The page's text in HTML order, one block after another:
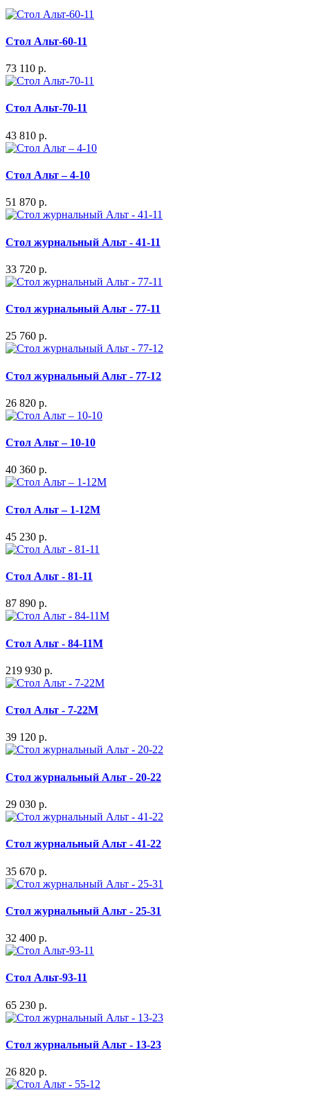
Стол Альт-60-11
73 110 р.
Стол Альт-70-11
43 810 р.
Стол Альт – 4-10
51 870 р.
Стол журнальный Альт - 41-11
33 720 р.
Стол журнальный Альт - 77-11
25 760 р.
Стол журнальный Альт - 77-12
26 820 р.
Стол Альт – 10-10
40 360 р.
Стол Альт – 1-12М
45 230 р.
Стол Альт - 81-11
87 890 р.
Стол Альт - 84-11M
219 930 р.
Стол Альт - 7-22M
39 120 р.
Стол журнальный Альт - 20-22
29 030 р.
Стол журнальный Альт - 41-22
35 670 р.
Стол журнальный Альт - 25-31
32 400 р.
Стол Альт-93-11
65 230 р.
Стол журнальный Альт - 13-23
26 820 р.